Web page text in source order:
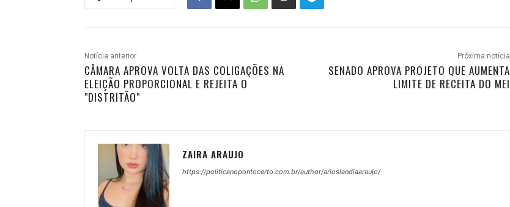
Notícia anterior
CÂMARA APROVA VOLTA DAS COLIGAÇÕES NA
ELEIÇÃO PROPORCIONAL E REJEITA O
"DISTRITÃO"
Próxima notícia
SENADO APROVA PROJETO QUE AUMENTA
LIMITE DE RECEITA DO MEI
ZAIRA ARAUJO
https://politicanopontocerto.com.br/author/arioslandiaaraujo/